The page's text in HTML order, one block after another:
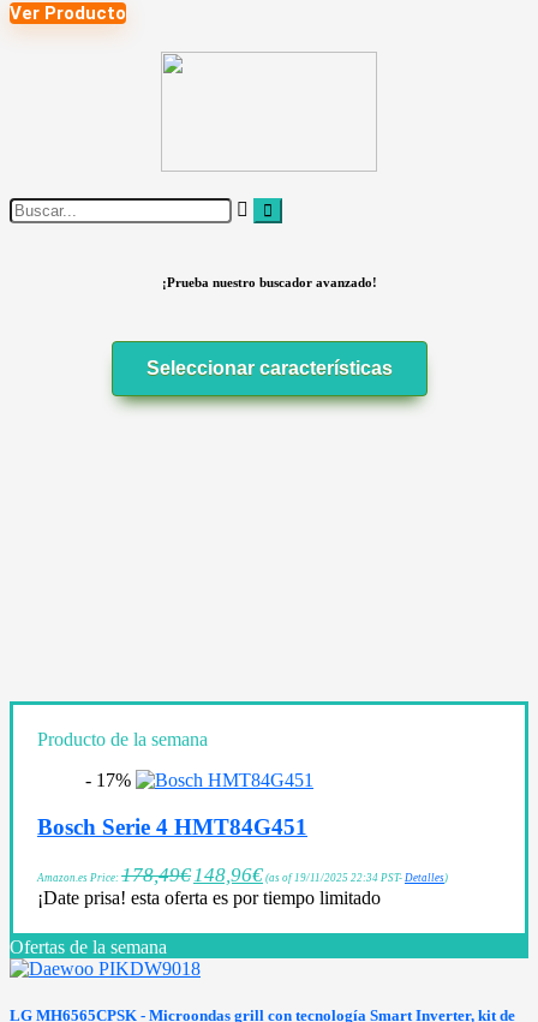
Ver Producto
¡Prueba nuestro buscador avanzado!
Seleccionar características
Producto de la semana
- 17%
Bosch Serie 4 HMT84G451
Amazon.es Price: 178,49€148,96€ (as of 19/11/2025 22:34 PST- Detalles)
¡Date prisa! esta oferta es por tiempo limitado
Ofertas de la semana
LG MH6565CPSK - Microondas grill con tecnología Smart Inverter, kit de